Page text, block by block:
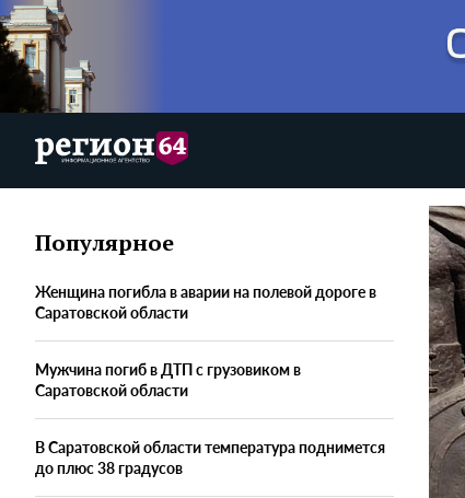
Популярное
Женщина погибла в аварии на полевой дороге в
Саратовской области
Мужчина погиб в ДТП с грузовиком в
Саратовской области
В Саратовской области температура поднимется
до плюс 38 градусов